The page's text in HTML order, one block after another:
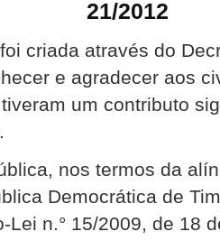
21/2012
criada através do
e agradecer aos
um contributo
nos termos da
Democrática de
Lei n.° 15/2009, de 18